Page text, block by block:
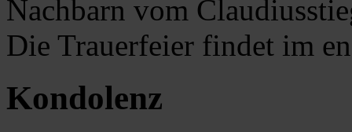
Nachbarn vom
Die Trauerfeier findet im
Kondolenz